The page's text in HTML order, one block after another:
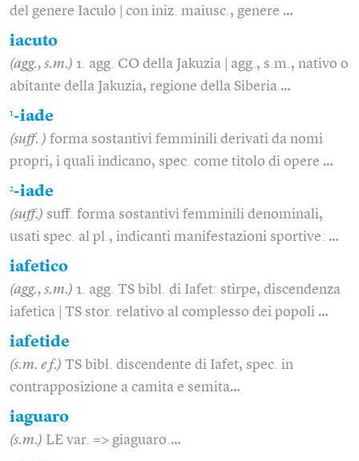
del genere Iaculo | con iniz. maiusc., genere …
iacuto
(agg., s.m.) 1. agg. CO della Jakuzia | agg., s.m., nativo o
abitante della Jakuzia, regione della Siberia …
1-iade
(suff. ) forma sostantivi femminili derivati da nomi
propri, i quali indicano, spec. come titolo di opere …
2-iade
(suff.) suff. forma sostantivi femminili denominali,
usati spec. al pl., indicanti manifestazioni sportive: …
iafetico
(agg., s.m.) 1. agg. TS bibl. di Iafet: stirpe, discendenza
iafetica | TS stor. relativo al complesso dei popoli …
iafetide
(s.m. e f.) TS bibl. discendente di Iafet, spec. in
contrapposizione a camita e semita…
iaguaro
(s.m.) LE var. => giaguaro.…